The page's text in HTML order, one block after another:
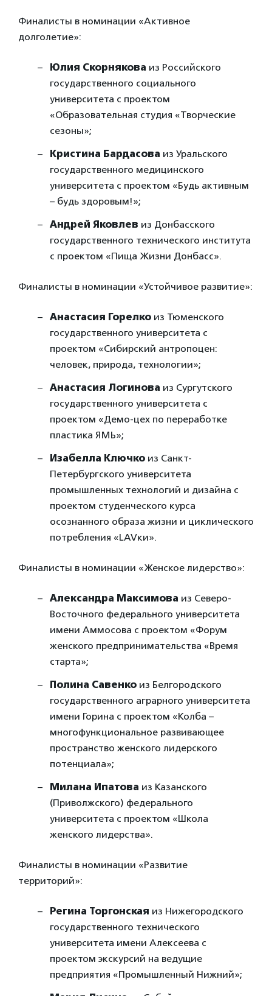
Финалисты в номинации «Активное
долголетие»:
Юлия Скорнякова из Российского
государственного социального
университета с проектом
«Образовательная студия «Творческие
сезоны»;
Кристина Бардасова из Уральского
государственного медицинского
университета с проектом «Будь активным
– будь здоровым!»;
Андрей Яковлев из Донбасского
государственного технического института
с проектом «Пища Жизни Донбасс».
Финалисты в номинации «Устойчивое развитие»:
Анастасия Горелко из Тюменского
государственного университета с
проектом «Сибирский антропоцен:
человек, природа, технологии»;
Анастасия Логинова из Сургутского
государственного университета с
проектом «Демо-цех по переработке
пластика ЯМЬ»;
Изабелла Ключко из Санкт-
Петербургского университета
промышленных технологий и дизайна с
проектом студенческого курса
осознанного образа жизни и циклического
потребления «LAVки».
Финалисты в номинации «Женское лидерство»:
Александра Максимова из Северо-
Восточного федерального университета
имени Аммосова с проектом «Форум
женского предпринимательства «Время
старта»;
Полина Савенко из Белгородского
государственного аграрного университета
имени Горина с проектом «Колба –
многофункциональное развивающее
пространство женского лидерского
потенциала»;
Милана Ипатова из Казанского
(Приволжского) федерального
университета с проектом «Школа
женского лидерства».
Финалисты в номинации «Развитие
территорий»:
Регина Торгонская из Нижегородского
государственного технического
университета имени Алексеева с
проектом экскурсий на ведущие
предприятия «Промышленный Нижний»;